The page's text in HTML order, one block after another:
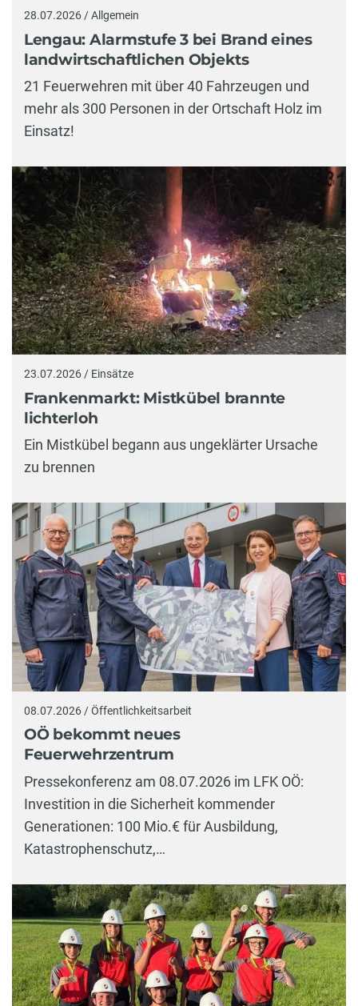
28.07.2026 / Allgemein
Lengau: Alarmstufe 3 bei Brand eines
landwirtschaftlichen Objekts
21 Feuerwehren mit über 40 Fahrzeugen und
mehr als 300 Personen in der Ortschaft Holz im
Einsatz!
23.07.2026 / Einsätze
Frankenmarkt: Mistkübel brannte
lichterloh
Ein Mistkübel begann aus ungeklärter Ursache
zu brennen
08.07.2026 / Öffentlichkeitsarbeit
OÖ bekommt neues
Feuerwehrzentrum
Pressekonferenz am 08.07.2026 im LFK OÖ:
Investition in die Sicherheit kommender
Generationen: 100 Mio.€ für Ausbildung,
Katastrophenschutz,…